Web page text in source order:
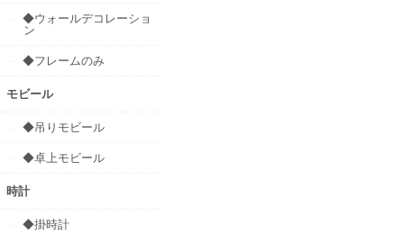
◆ウォールデコレーショ
ン
◆フレームのみ
モビール
◆吊りモビール
◆卓上モビール
時計
◆掛時計